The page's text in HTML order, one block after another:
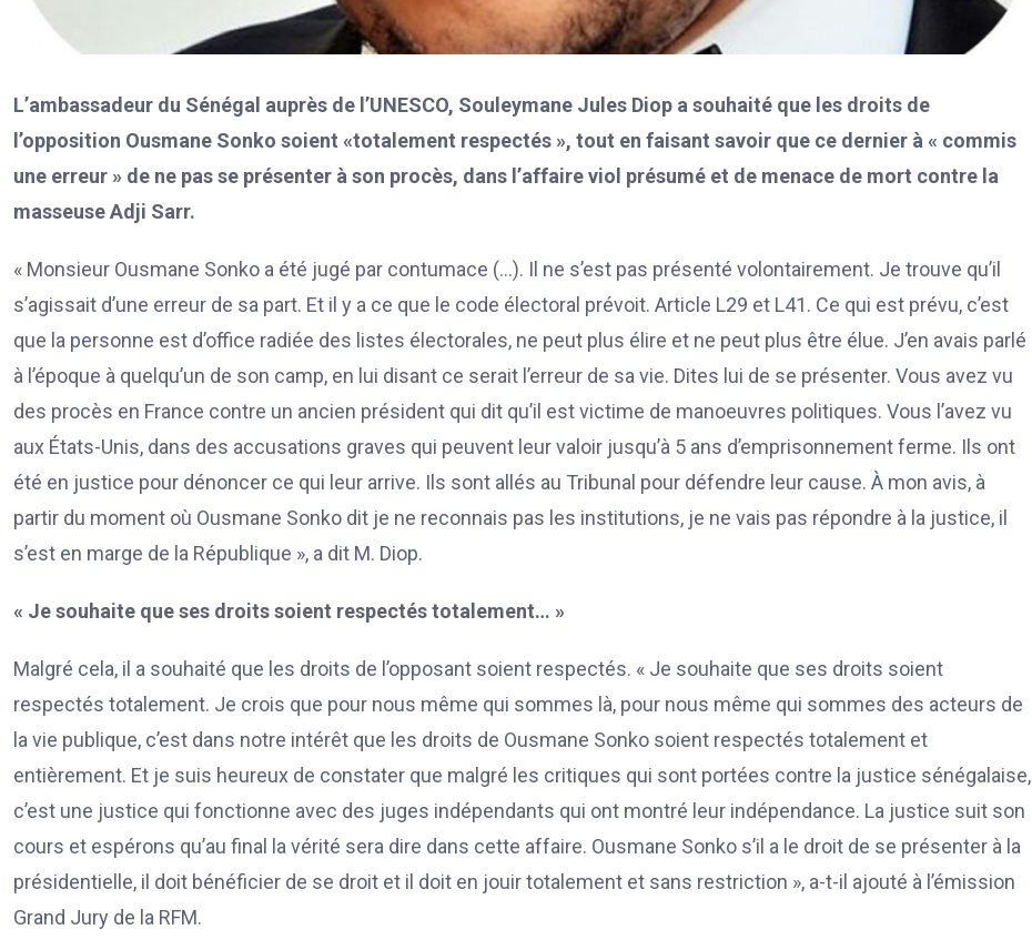
L’ambassadeur du Sénégal auprès de l’UNESCO, Souleymane Jules Diop a souhaité que les droits de
l’opposition Ousmane Sonko soient «totalement respectés », tout en faisant savoir que ce dernier à « commis
une erreur » de ne pas se présenter à son procès, dans l’affaire viol présumé et de menace de mort contre la
masseuse Adji Sarr.
« Monsieur Ousmane Sonko a été jugé par contumace (…). Il ne s’est pas présenté volontairement. Je trouve qu’il
s’agissait d’une erreur de sa part. Et il y a ce que le code électoral prévoit. Article L29 et L41. Ce qui est prévu, c’est
que la personne est d’office radiée des listes électorales, ne peut plus élire et ne peut plus être élue. J’en avais parlé
à l’époque à quelqu’un de son camp, en lui disant ce serait l’erreur de sa vie. Dites lui de se présenter. Vous avez vu
des procès en France contre un ancien président qui dit qu’il est victime de manoeuvres politiques. Vous l’avez vu
aux États-Unis, dans des accusations graves qui peuvent leur valoir jusqu’à 5 ans d’emprisonnement ferme. Ils ont
été en justice pour dénoncer ce qui leur arrive. Ils sont allés au Tribunal pour défendre leur cause. À mon avis, à
partir du moment où Ousmane Sonko dit je ne reconnais pas les institutions, je ne vais pas répondre à la justice, il
s’est en marge de la République », a dit M. Diop.
« Je souhaite que ses droits soient respectés totalement… »
Malgré cela, il a souhaité que les droits de l’opposant soient respectés. « Je souhaite que ses droits soient
respectés totalement. Je crois que pour nous même qui sommes là, pour nous même qui sommes des acteurs de
la vie publique, c’est dans notre intérêt que les droits de Ousmane Sonko soient respectés totalement et
entièrement. Et je suis heureux de constater que malgré les critiques qui sont portées contre la justice sénégalaise,
c’est une justice qui fonctionne avec des juges indépendants qui ont montré leur indépendance. La justice suit son
cours et espérons qu’au final la vérité sera dire dans cette affaire. Ousmane Sonko s’il a le droit de se présenter à la
présidentielle, il doit bénéficier de se droit et il doit en jouir totalement et sans restriction », a-t-il ajouté à l’émission
Grand Jury de la RFM.